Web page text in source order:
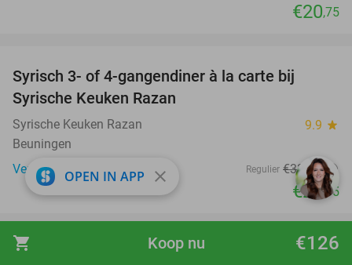
shopping_cart €126
Koop nu
€20,75
Syrisch 3- of 4-gangendiner à la carte bij
Syrische Keuken Razan
Syrische Keuken Razan 9.9 star
Beuningen
Verkocht: 244
Regulier €33 ,40
€23,95
favorite_border
Huur fatbike, retrobike of e-chopper (3 uur) +
OPEN IN APP close